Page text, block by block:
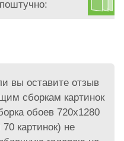
вы оставите отзыв
сборкам картинок
обоев 720х1280
картинок) не